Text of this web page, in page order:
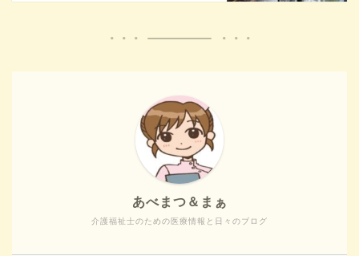
介護福祉士のための医療情報と日々のブログ
あべまつ＆まぁ